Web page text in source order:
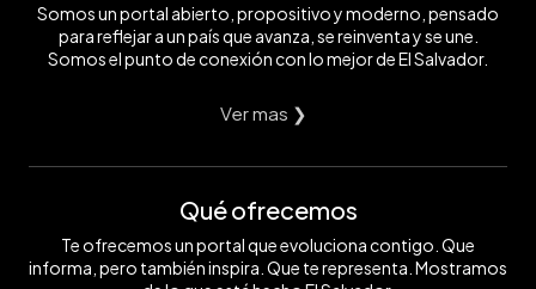
Somos un portal abierto, propositivo y moderno, pensado
para reflejar a un país que avanza, se reinventa y se une.
Somos el punto de conexión con lo mejor de El Salvador.
Ver mas ❯
Qué ofrecemos
Te ofrecemos un portal que evoluciona contigo. Que
informa, pero también inspira. Que te representa. Mostramos